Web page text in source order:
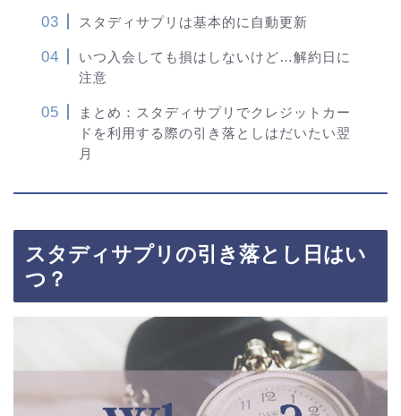
スタディサプリは基本的に自動更新
いつ入会しても損はしないけど…解約日に
注意
まとめ：スタディサプリでクレジットカー
ドを利用する際の引き落としはだいたい翌
月
スタディサプリの引き落とし日はい
つ？